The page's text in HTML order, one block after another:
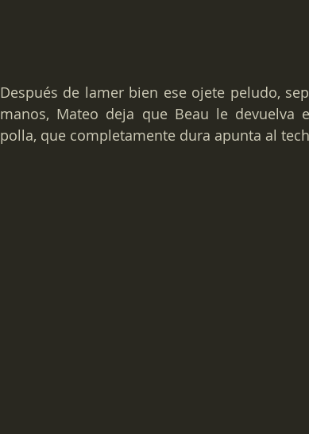
Después de lamer bien ese ojete peludo,
manos, Mateo deja que Beau le devuelva
polla, que completamente dura apunta al